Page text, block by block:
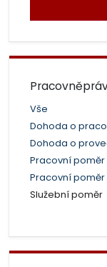
Vše
Dohoda o
Dohoda o
Pracovní
Pracovní
Služební poměr